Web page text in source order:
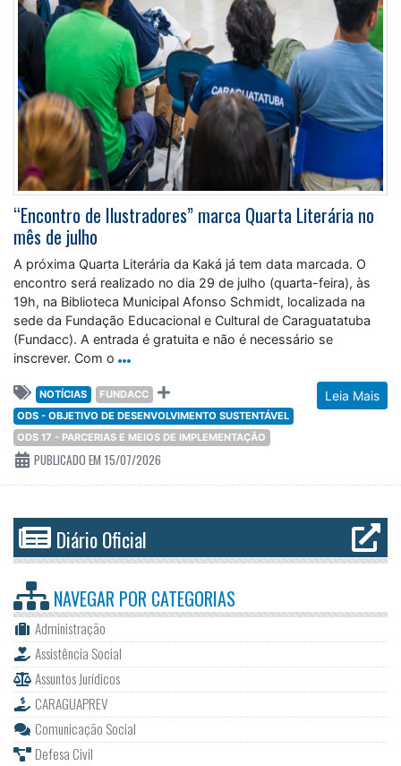
“Encontro de Ilustradores” marca Quarta Literária no
mês de julho
A próxima Quarta Literária da Kaká já tem data marcada. O
encontro será realizado no dia 29 de julho (quarta-feira), às
19h, na Biblioteca Municipal Afonso Schmidt, localizada na
sede da Fundação Educacional e Cultural de Caraguatatuba
(Fundacc). A entrada é gratuita e não é necessário se
inscrever. Com o
Leia Mais
NOTÍCIAS
FUNDACC
ODS - OBJETIVO DE DESENVOLVIMENTO SUSTENTÁVEL
ODS 17 - PARCERIAS E MEIOS DE IMPLEMENTAÇÃO
PUBLICADO EM 15/07/2026
Diário Oficial
NAVEGAR POR CATEGORIAS
Administração
Assistência Social
Assuntos Jurídicos
CARAGUAPREV
Comunicação Social
Defesa Civil